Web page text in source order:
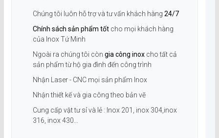
Chúng tôi luôn hỗ trợ và tư vấn khách hàng 24/7
Chính sách sản phẩm tốt cho mọi khách hàng
của Inox Tứ Minh
Ngoài ra chúng tôi còn gia công inox cho tất cả
sản phẩm từ hộ gia đình đến công trình
Nhận Laser - CNC mọi sản phẩm Inox
Nhận thiết kế và gia công theo bản vẽ
Cung cấp vật tư sỉ và lẻ : Inox 201, inox 304,inox
316, inox 430...